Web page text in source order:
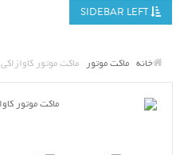
خانه ماکت موتور ماکت موتور کاوازاکی zx10rr ویلی